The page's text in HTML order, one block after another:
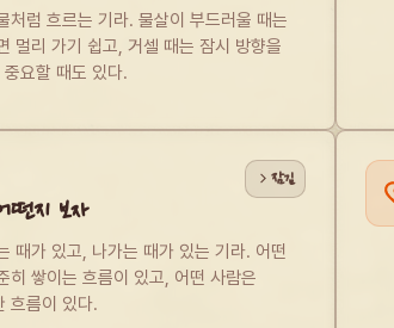
처럼 흐르는 기라. 물살이 부드러울 때는
멀리 가기 쉽고, 거셀 때는 잠시 방향을
요할 때도 있다.
떤지 보자
때가 있고, 나가는 때가 있는 기라. 어떤
히 쌓이는 흐름이 있고, 어떤 사람은
흐름이 있다.
잠김